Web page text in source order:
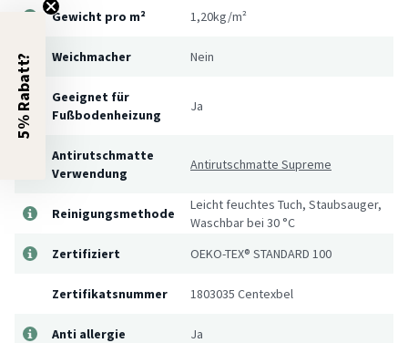
Gewicht pro m² 1,20kg/m²
Weichmacher Nein
Geeignet für
Fußbodenheizung
Ja
Antirutschmatte
Verwendung
Antirutschmatte Supreme
Reinigungsmethode
Leicht feuchtes Tuch, Staubsauger,
Waschbar bei 30 °C
Zertifiziert
OEKO-TEX® STANDARD 100
Zertifikatsnummer 1803035 Centexbel
Anti allergie Ja
5% Rabatt?